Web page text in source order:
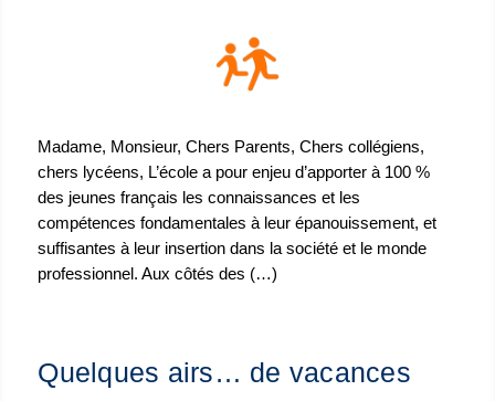
Madame, Monsieur, Chers Parents, Chers collégiens,
chers lycéens, L’école a pour enjeu d’apporter à 100 %
des jeunes français les connaissances et les
compétences fondamentales à leur épanouissement, et
suffisantes à leur insertion dans la société et le monde
professionnel. Aux côtés des (…)
Quelques airs… de vacances